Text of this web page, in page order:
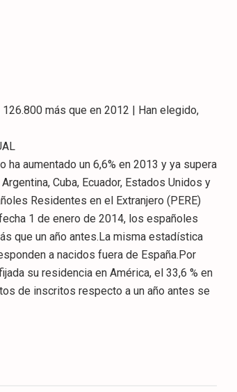
más que en 2012 | Han elegido,
aumentado un 6,6% en 2013 y ya supera
Cuba, Ecuador, Estados Unidos y
Residentes en el Extranjero (PERE)
1 de enero de 2014, los españoles
que un año antes.La misma estadística
a nacidos fuera de España.Por
su residencia en América, el 33,6 % en
de inscritos respecto a un año antes se